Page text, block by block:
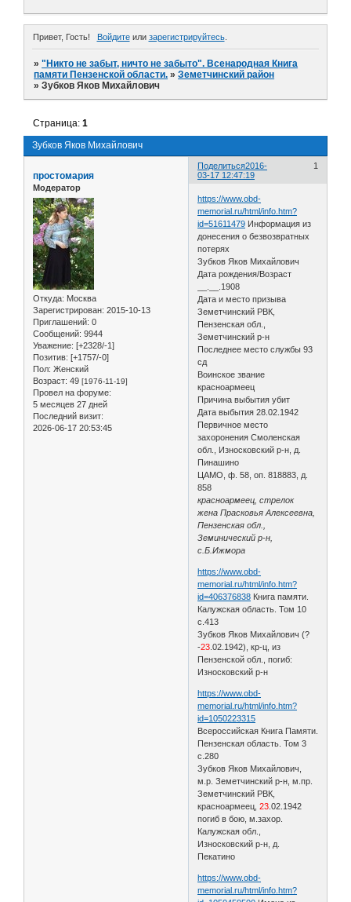
Привет, Гость! Войдитеили зарегистрируйтесь.
»"Никто не забыт, ничто не забыто". Всенародная Книга
памяти Пензенской области. »Земетчинский район
»Зубков Яков Михайлович
Зубков Яков Михайлович
Страница:1
Поделиться 1
2016-
03-17 12:47:19
простомария
Модератор
Откуда: Москва
Зарегистрирован: 2015-10-13
Приглашений: 0
Сообщений: 9944
Уважение: [+2328/-1]
Позитив: [+1757/-0]
Пол: Женский
Возраст: 49 [1976-11-19]
Провел на форуме:
5 месяцев 27 дней
Последний визит:
2026-06-17 20:53:45
https://www.obd-
memorial.ru/html/info.htm?
id=51611479 Информация из
донесения о безвозвратных
потерях
Зубков Яков Михайлович
Дата рождения/Возраст
__.__.1908
Дата и место призыва
Земетчинский РВК,
Пензенская обл.,
Земетчинский р-н
Последнее место службы 93
сд
Воинское звание
красноармеец
Причина выбытия убит
Дата выбытия 28.02.1942
Первичное место
захоронения Смоленская
обл., Износковский р-н, д.
Пинашино
ЦАМО, ф. 58, оп. 818883, д.
858
красноармеец, стрелок
жена Прасковья Алексеевна,
Пензенская обл.,
Земинический р-н,
с.Б.Ижмора
https://www.obd-
memorial.ru/html/info.htm?
id=406376838 Книга памяти.
Калужская область. Том 10
с.413
Зубков Яков Михайлович (?
-23 .02.1942), кр-ц, из
Пензенской обл., погиб:
Износковский р-н
https://www.obd-
memorial.ru/html/info.htm?
id=1050223315
Всероссийская Книга Памяти.
Пензенская область. Том 3
с.280
Зубков Яков Михайлович,
м.р. Земетчинский р-н, м.пр.
Земетчинский РВК,
красноармеец,23 .02.1942
погиб в бою, м.захор.
Калужская обл.,
Износковский р-н, д.
Пекатино
https://www.obd-
memorial.ru/html/info.htm?